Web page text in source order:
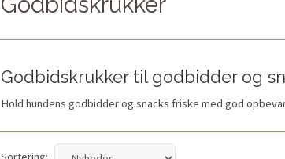
Godbidskrukker til godbidder og
Hold hundens godbidder og snacks friske med god